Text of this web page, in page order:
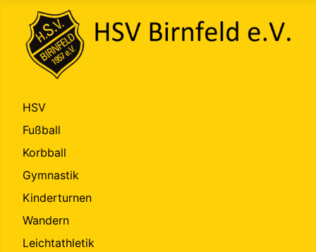
HSV
Fußball
Korbball
Gymnastik
Kinderturnen
Wandern
Leichtathletik